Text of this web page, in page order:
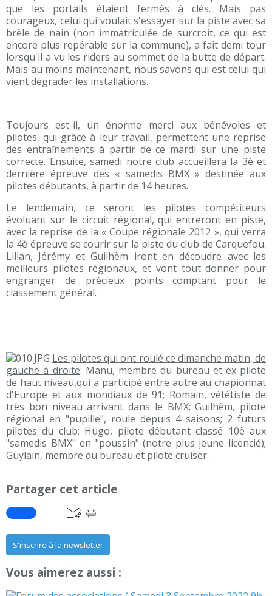
que les portails étaient fermés à clés. Mais pas
courageux, celui qui voulait s'essayer sur la piste avec sa
brêle de nain (non immatriculée de surcroît, ce qui est
encore plus repérable sur la commune), a fait demi tour
lorsqu'il a vu les riders au sommet de la butte de départ.
Mais au moins maintenant, nous savons qui est celui qui
vient dégrader les installations.
Toujours est-il, un énorme merci aux bénévoles et
pilotes, qui grâce à leur travail, permettent une reprise
des entraînements à partir de ce mardi sur une piste
correcte. Ensuite, samedi notre club accueillera la 3è et
dernière épreuve des « samedis BMX » destinée aux
pilotes débutants, à partir de 14 heures.
Le lendemain, ce seront les pilotes compétiteurs
évoluant sur le circuit régional, qui entreront en piste,
avec la reprise de la « Coupe régionale 2012 », qui verra
la 4è épreuve se courir sur la piste du club de Carquefou.
Lilian, Jérémy et Guilhèm iront en découdre avec les
meilleurs pilotes régionaux, et vont tout donner pour
engranger de précieux points comptant pour le
classement général.
Les pilotes qui ont roulé ce dimanche matin, de
gauche à droite: Manu, membre du bureau et ex-pilote
de haut niveau,qui a participé entre autre au chapionnat
d'Europe et aux mondiaux de 91; Romain, vététiste de
très bon niveau arrivant dans le BMX; Guilhèm, pilote
régional en "pupille", roule depuis 4 saisons; 2 futurs
pilotes du club; Hugo, pilote débutant classé 10è aux
"samedis BMX" en "poussin" (notre plus jeune licencié);
Guylain, membre du bureau et pilote cruiser.
Partager cet article
S'inscrire à la newsletter
Vous aimerez aussi :